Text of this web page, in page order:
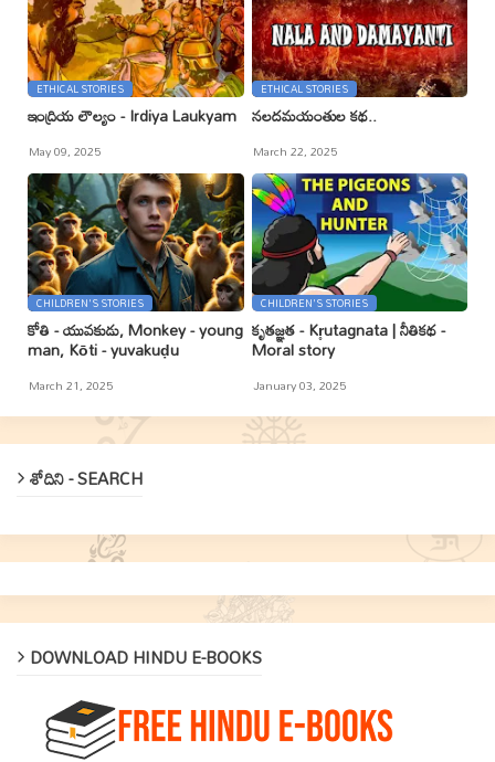
ETHICAL STORIES
ఇంద్రియ లౌల్యం - Irdiya Laukyam
May 09, 2025
ETHICAL STORIES
నలదమయంతుల కథ..
March 22, 2025
CHILDREN'S STORIES
కోతి - యువకుడు, Monkey - young
man, Kōti - yuvakuḍu
March 21, 2025
CHILDREN'S STORIES
కృతజ్ఞత - Kr̥utagnata | నీతికథ -
Moral story
January 03, 2025
శోదిని - SEARCH
DOWNLOAD HINDU E-BOOKS